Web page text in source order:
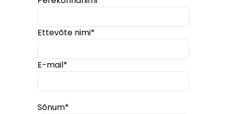
Ettevõte nimi*
E-mail*
Sõnum*